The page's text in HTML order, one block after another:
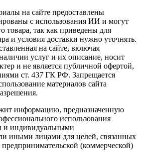
на сайте предоставлены
с использования ИИ и могут
товара, так как приведены для
и условия доставки нужно уточнять.
на сайте, включая
услуг и их описание, носит
и не является публичной офертой,
ст. 437 ГК РФ. Запрещается
материалов сайта
информацию, предназначенную
использования
и индивидуальными
иными лицами для целей, связанных
(коммерческой)